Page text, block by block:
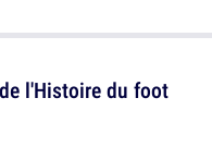
l'Histoire du foot